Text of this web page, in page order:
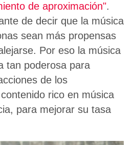
de aproximación".
de decir que la música
sean más propensas
Por eso la música
tan poderosa para
de los
rico en música
para mejorar su tasa